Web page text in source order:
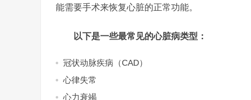
能需要手术来恢复心脏的正常功能。
以下是一些最常见的心脏病类型：
冠状动脉疾病（CAD）
心律失常
心力衰竭